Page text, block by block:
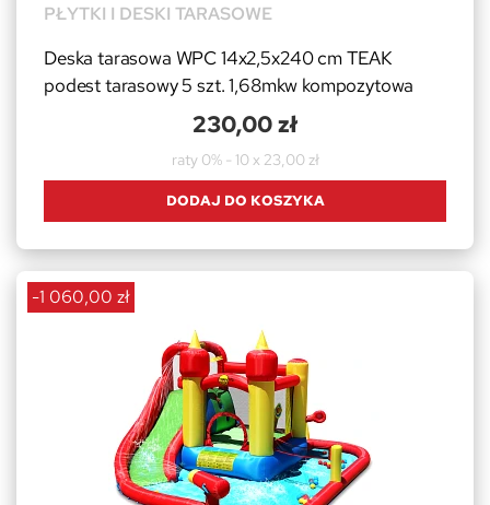
PŁYTKI I DESKI TARASOWE
Deska tarasowa WPC 14x2,5x240 cm TEAK
podest tarasowy 5 szt. 1,68mkw kompozytowa
230,00 zł
raty 0% - 10 x 23,00 zł
DODAJ DO KOSZYKA
-1 060,00 zł